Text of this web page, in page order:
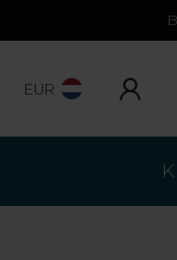
EUR